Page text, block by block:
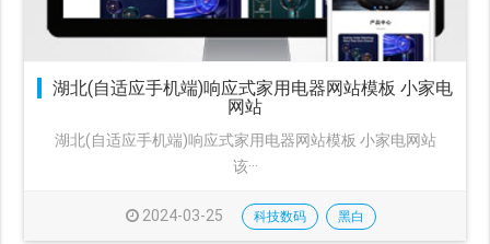
湖北(自适应手机端)响应式家用电器网站模板 小家电
网站
湖北(自适应手机端)响应式家用电器网站模板 小家电网站
该···
2024-03-25 科技数码 黑白